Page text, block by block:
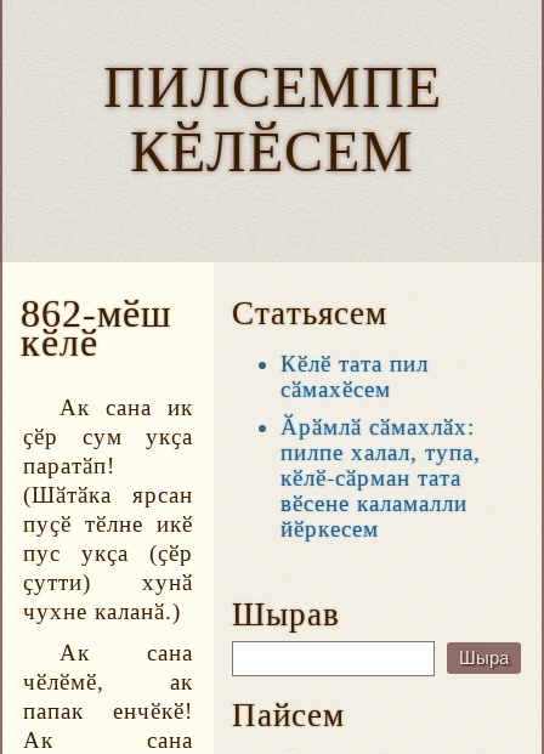
ПИЛСЕМПЕ
КӖЛӖСЕМ
862-мӗш
кӗлӗ
Ак сана ик
ҫӗр сум укҫа
паратӑп!
(Шӑтӑка ярсан
пуҫӗ тӗлне икӗ
пус укҫа (ҫӗр
ҫутти) хунӑ
чухне каланӑ.)
Ак сана
чӗлӗмӗ, ак
папак енчӗкӗ!
Ак сана
Статьясем
Кӗлӗ тата пил
сӑмахӗсем
Ӑрӑмлӑ сӑмахлӑх:
пилпе халал, тупа,
кӗлӗ-сӑрман тата
вӗсене каламалли
йӗркесем
Шырав
Пайсем